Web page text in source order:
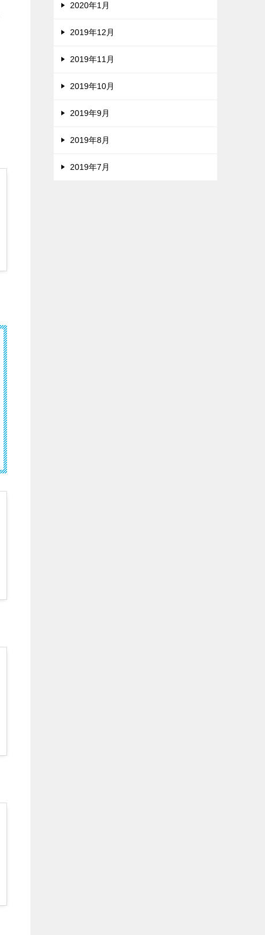
2020年1月
2019年12月
2019年11月
2019年10月
2019年9月
2019年8月
2019年7月